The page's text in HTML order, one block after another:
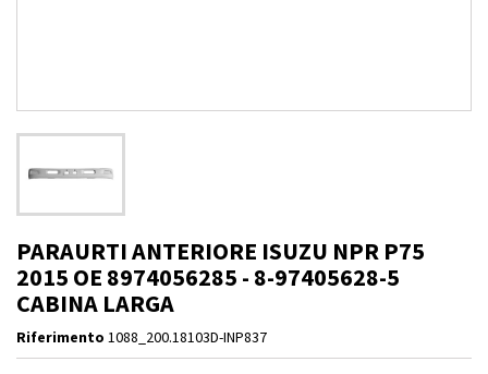
PARAURTI ANTERIORE ISUZU NPR P75
2015 OE 8974056285 - 8-97405628-5
CABINA LARGA
Riferimento 1088_200.18103D-INP837